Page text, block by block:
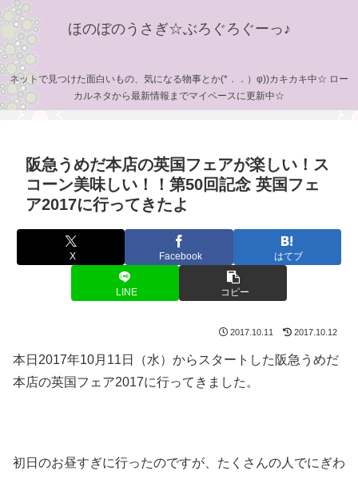
ほのぼのうさぎ☆ぶろぐろぐーっ♪
ネットで見つけた面白いもの、気になる物事とか(*．．）φ))カキカキ中☆ ロー
カルネタから最新情報までマイペースに更新中☆
阪急うめだ本店の英国フェアが楽しい！ス
コーン美味しい！！第50回記念 英国フェ
ア2017に行ってきたよ
X Facebook はてブ
LINE コピー
2017.10.11 2017.10.12
本日2017年10月11日（水）からスタートした阪急うめだ
本店の英国フェア2017に行ってきました。
初日のお昼すぎに行ったのですが、たくさんの人でにぎわ